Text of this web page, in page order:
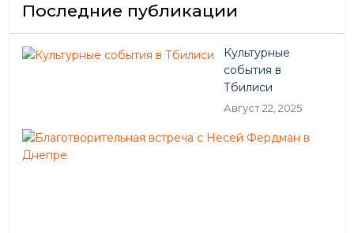
Последние публикации
Культурные
события в
Тбилиси
Август 22, 2025